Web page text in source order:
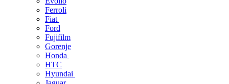
Ferroli
Fiat
Ford
Fujifilm
Gorenje
Honda
HTC
Hyundai